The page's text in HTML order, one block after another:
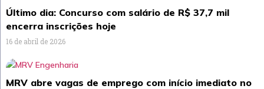
Último dia: Concurso com salário de R$ 37,7 mil
encerra inscrições hoje
16 de abril de 2026
MRV abre vagas de emprego com início imediato no